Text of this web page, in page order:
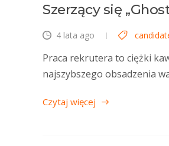
Szerzący się
4 lata ago
Praca rekrutera to ciężki
najszybszego obsadzenia
Czytaj więcej